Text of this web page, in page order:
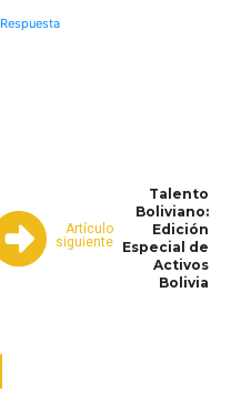
Respuesta
Artículo
siguiente
Talento
Boliviano:
Edición
Especial de
Activos
Bolivia